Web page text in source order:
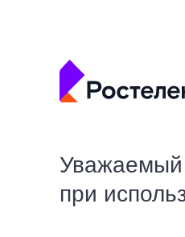
Уважаемый
при